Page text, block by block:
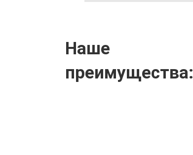
Наше
преимущества: